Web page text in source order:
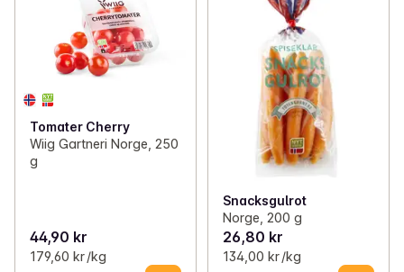
Tomater Cherry
Wiig Gartneri Norge, 250
g
44,90 kr
179,60 kr /kg
Snacksgulrot
Norge, 200 g
26,80 kr
134,00 kr /kg